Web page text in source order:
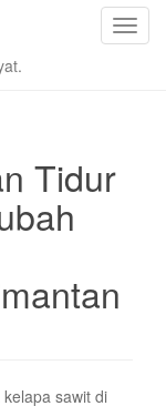
T
Tidur
sawit di